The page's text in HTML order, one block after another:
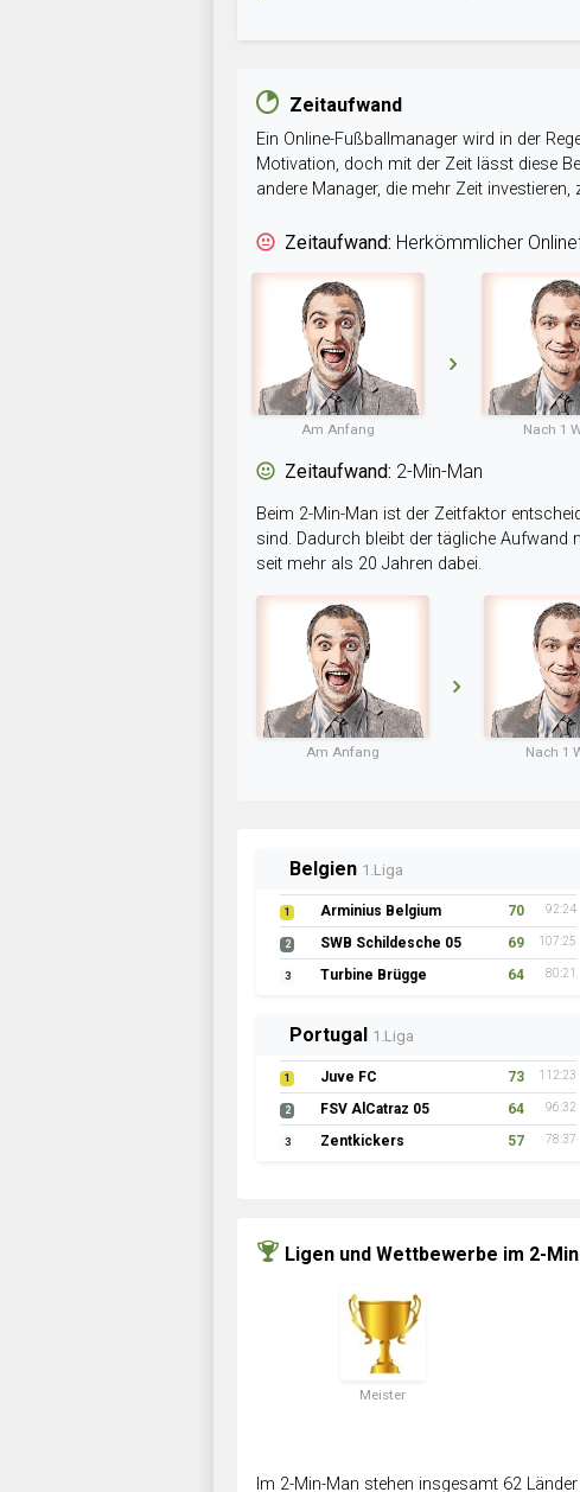
Zeitaufwand
Ein Online-Fußballmanager wird in der
Motivation, doch mit der Zeit lässt diese
andere Manager, die mehr Zeit
Zeitaufwand: Herkömmlicher
Am Anfang Nach 1
Zeitaufwand: 2-Min-Man
Beim 2-Min-Man ist der Zeitfaktor
sind. Dadurch bleibt der tägliche
seit mehr als 20 Jahren dabei.
Am Anfang Nach 1
Belgien 1.Liga
1 Arminius Belgium 70 92:24
2 SWB Schildesche 05 69 107:25
3 Turbine Brügge 64 80:21
Portugal 1.Liga
1 Juve FC 73 112:23
2 FSV AlCatraz 05 64 96:32
3 Zentkickers 57 78:37
Ligen und Wettbewerbe im 2-
Meister
Im 2-Min-Man stehen insgesamt 62